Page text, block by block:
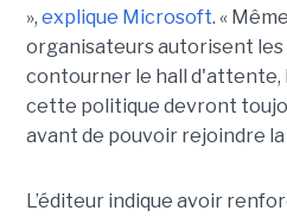
», explique Microsoft. «
organisateurs autorisent
contourner le hall d'attente,
cette politique devront
avant de pouvoir rejoindre la
L’éditeur indique avoir